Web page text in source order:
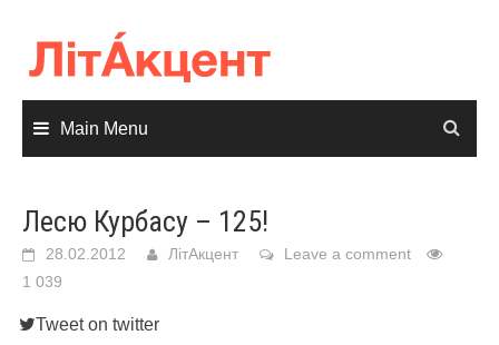
content
Main Menu
Лесю Курбасу – 125!
28.02.2012 ЛітАкцент
Leave a comment
1 039
Tweet on twitter